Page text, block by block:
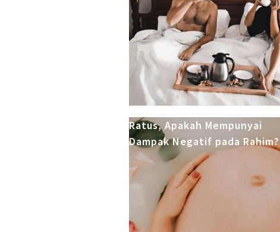
Ratus, Apakah Mempunyai
Dampak Negatif pada Rahim?